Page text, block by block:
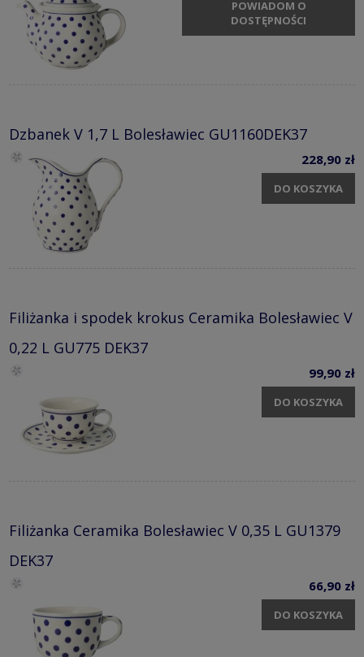
POWIADOM O
DOSTĘPNOŚCI
Dzbanek V 1,7 L Bolesławiec GU1160DEK37
228,90 zł
DO KOSZYKA
Filiżanka i spodek krokus Ceramika Bolesławiec V
0,22 L GU775 DEK37
99,90 zł
DO KOSZYKA
Filiżanka Ceramika Bolesławiec V 0,35 L GU1379
DEK37
66,90 zł
DO KOSZYKA